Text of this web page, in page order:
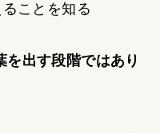
ことを知る
を出す段階ではあり